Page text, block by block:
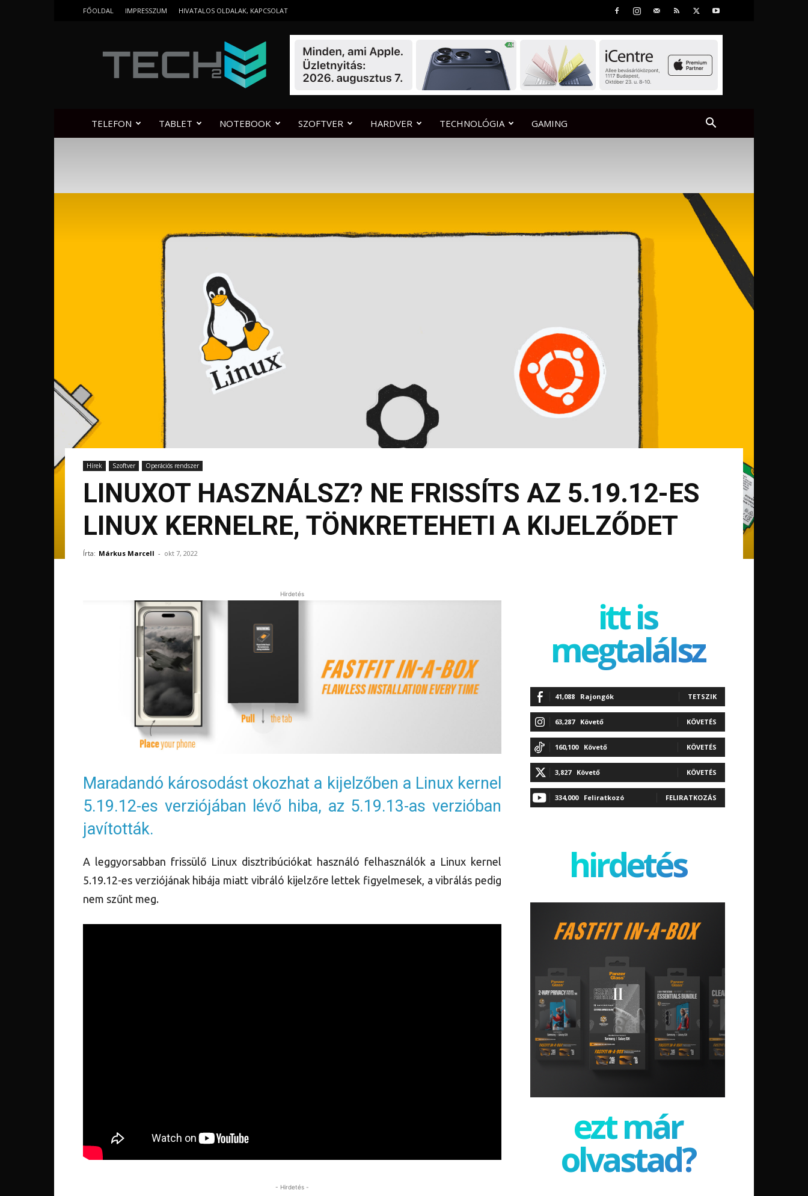
FŐOLDAL IMPRESSZUM HIVATALOS OLDALAK, KAPCSOLAT
TELEFON TABLET NOTEBOOK SZOFTVER HARDVER TECHNOLÓGIA GAMING
Hírek Szoftver Operációs rendszer
LINUXOT HASZNÁLSZ? NE FRISSÍTS AZ 5.19.12-ES
LINUX KERNELRE, TÖNKRETEHETI A KIJELZŐDET
Írta: Márkus Marcell - okt 7, 2022
Hirdetés
Maradandó károsodást okozhat a kijelzőben a Linux kernel
5.19.12-es verziójában lévő hiba, az 5.19.13-as verzióban
javították.
A leggyorsabban frissülő Linux disztribúciókat használó felhasználók a Linux kernel
5.19.12-es verziójának hibája miatt vibráló kijelzőre lettek figyelmesek, a vibrálás pedig
nem szűnt meg.
- Hirdetés -
itt is
megtalálsz
41,088 Rajongók TETSZIK
63,287 Követő KÖVETÉS
160,100 Követő KÖVETÉS
3,827 Követő KÖVETÉS
334,000 Feliratkozó FELIRATKOZÁS
hirdetés
ezt már
olvastad?